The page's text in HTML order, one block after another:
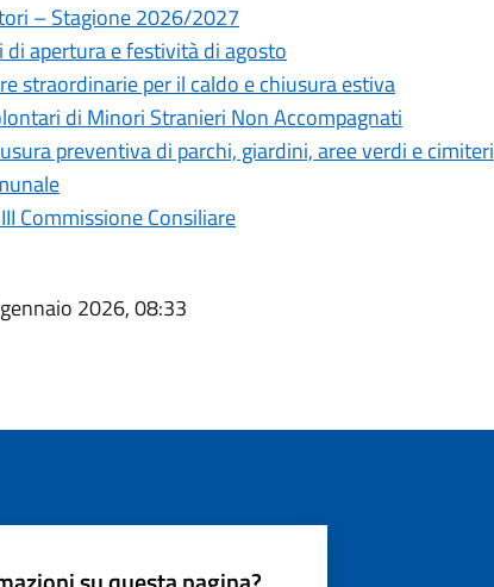
– Stagione 2026/2027
apertura e festività di agosto
straordinarie per il caldo e chiusura estiva
di Minori Stranieri Non Accompagnati
preventiva di parchi, giardini, aree verdi e cimiteri
Commissione Consiliare
2026, 08:33